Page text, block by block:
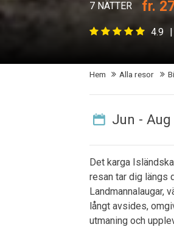
7 NÄTTER fr.
4.9
Hem Alla resor
Jun - Aug
Det karga
resan tar dig längs
Landmannalaugar,
långt avsides,
utmaning och